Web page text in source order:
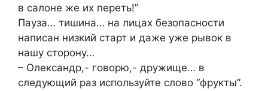
в салоне же их переть!”
Пауза… тишина… на лицах безопасности
написан низкий старт и даже уже рывок в
нашу сторону…
– Олександр,- говорю,- дружище… в
следующий раз используйте слово “фрукты”.